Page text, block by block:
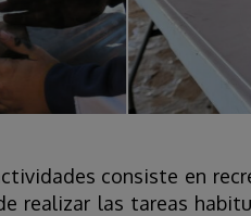
consiste en
realizar las tareas